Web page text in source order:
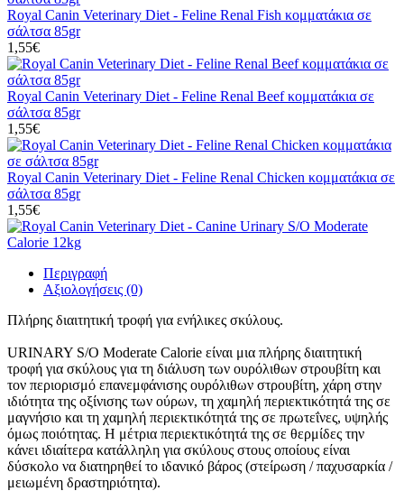
Royal Canin Veterinary Diet - Feline Renal Fish κομματάκια σε
σάλτσα 85gr
1,55€
Royal Canin Veterinary Diet - Feline Renal Beef κομματάκια σε
σάλτσα 85gr
1,55€
Royal Canin Veterinary Diet - Feline Renal Chicken κομματάκια σε
σάλτσα 85gr
1,55€
Περιγραφή
Αξιολογήσεις (0)
Πλήρης διαιτητική τροφή για ενήλικες σκύλους.
URINARY S/O Moderate Calorie είναι μια πλήρης διαιτητική
τροφή για σκύλους για τη διάλυση των ουρόλιθων στρουβίτη και
τον περιορισμό επανεμφάνισης ουρόλιθων στρουβίτη, χάρη στην
ιδιότητα της οξίνισης των ούρων, τη χαμηλή περιεκτικότητά της σε
μαγνήσιο και τη χαμηλή περιεκτικότητά της σε πρωτεΐνες, υψηλής
όμως ποιότητας. Η μέτρια περιεκτικότητά της σε θερμίδες την
κάνει ιδιαίτερα κατάλληλη για σκύλους στους οποίους είναι
δύσκολο να διατηρηθεί το ιδανικό βάρος (στείρωση / παχυσαρκία /
μειωμένη δραστηριότητα).